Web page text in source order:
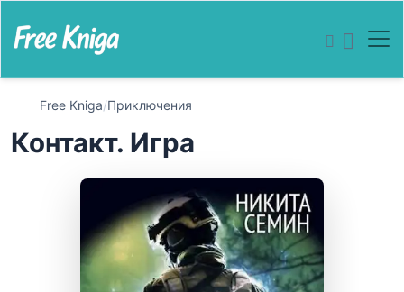
Free Kniga/Приключения
Контакт. Игра